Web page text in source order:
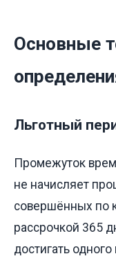
Основные
Льготный
Промежуток
не начисляет
совершённых по
рассрочкой 365
достигать